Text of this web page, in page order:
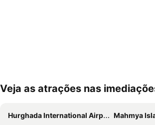
Ampliar mapa
Veja as atrações nas
Hurghada International Airport
Mahmya